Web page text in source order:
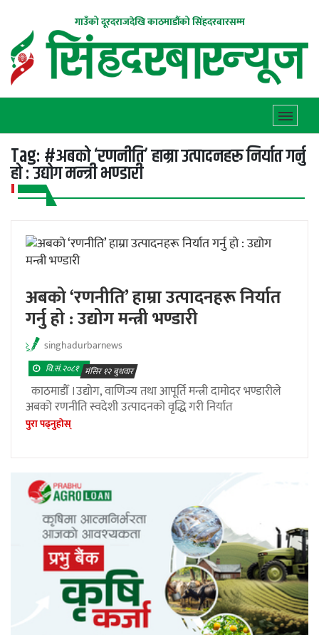
गाउँको दूरदराजदेखि काठमाडौंको सिंहदरबारसम्म
Tag: #अबको ‘रणनीति’ हाम्रा उत्पादनहरू निर्यात गर्नु
हो : उद्योग मन्त्री भण्डारी
अबको ‘रणनीति’ हाम्रा उत्पादनहरू निर्यात
गर्नु हो : उद्योग मन्त्री भण्डारी
singhadurbarnews
वि.सं.२०८१ मंसिर १२ बुधवार
काठमाडौँ ।उद्योग, वाणिज्य तथा आपूर्ति मन्त्री दामोदर भण्डारीले
अबको रणनीति स्वदेशी उत्पादनको वृद्धि गरी निर्यात
पुरा पढ्नुहाेस्